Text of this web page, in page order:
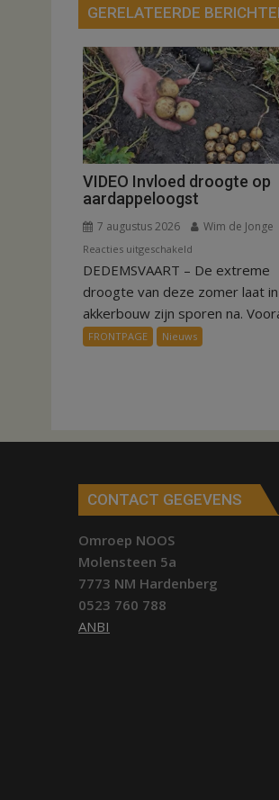
GERELATEERDE
VIDEO Invloed droogte op
aardappeloogst
7 augustus 2026 Wim de Jonge
Reacties uitgeschakeld
VIDEO
Invloed
op
aardappeloogst
DEDEMSVAART – De extreme
droogte van deze zomer laat
akkerbouw zijn sporen na.
FRONTPAGE Nieuws
CONTACT GEGEVENS
Omroep NOOS
Molensteen 5a
7773 NM Hardenberg
0523 760 788
ANBI